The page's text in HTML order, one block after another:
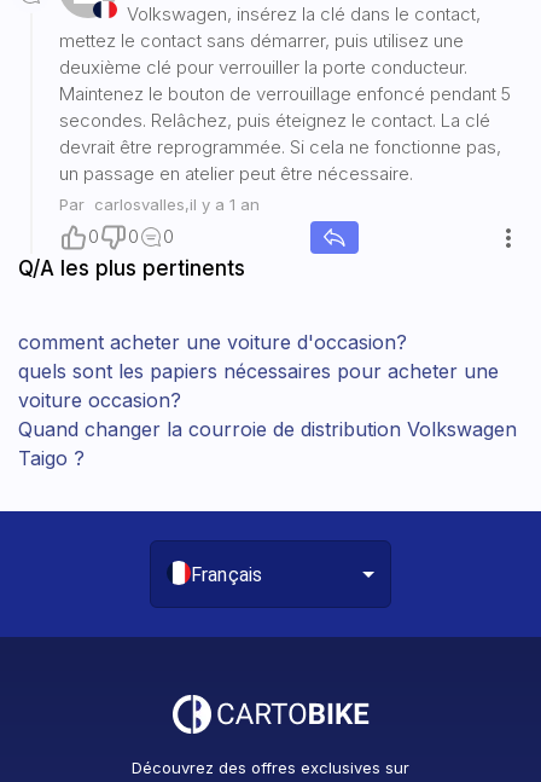
Volkswagen, insérez la clé dans le contact,
mettez le contact sans démarrer, puis utilisez une
deuxième clé pour verrouiller la porte conducteur.
Maintenez le bouton de verrouillage enfoncé pendant 5
secondes. Relâchez, puis éteignez le contact. La clé
devrait être reprogrammée. Si cela ne fonctionne pas,
un passage en atelier peut être nécessaire.
Par carlosvalles,il y a 1 an
0 0 0
Q/A les plus pertinents
comment acheter une voiture d'occasion?
quels sont les papiers nécessaires pour acheter une
voiture occasion?
Quand changer la courroie de distribution Volkswagen
Taigo ?
Français
Découvrez des offres exclusives sur